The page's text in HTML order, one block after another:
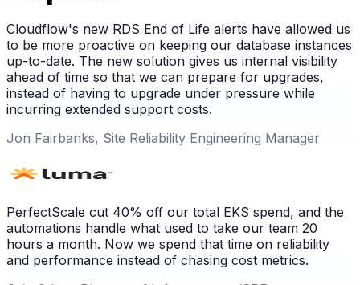
Cloudflow's new RDS End of Life alerts have allowed us
to be more proactive on keeping our database instances
up-to-date. The new solution gives us internal visibility
ahead of time so that we can prepare for upgrades,
instead of having to upgrade under pressure while
incurring extended support costs.
Jon Fairbanks, Site Reliability Engineering Manager
PerfectScale cut 40% off our total EKS spend, and the
automations handle what used to take our team 20
hours a month. Now we spend that time on reliability
and performance instead of chasing cost metrics.